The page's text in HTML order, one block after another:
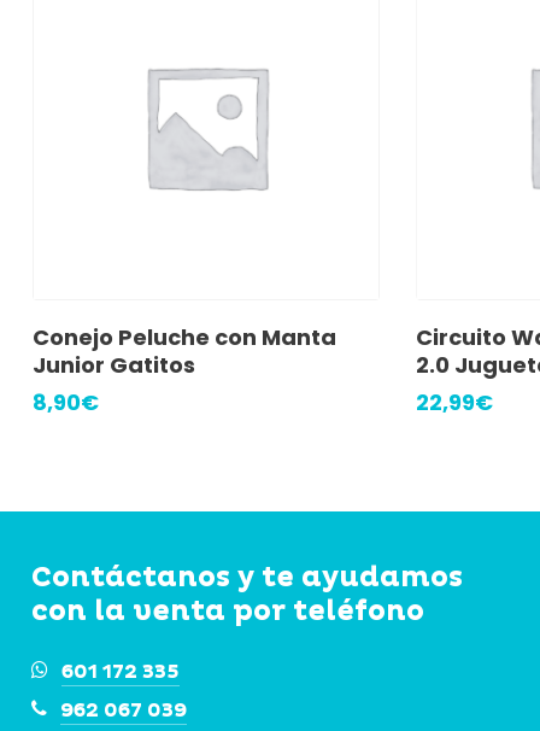
Leer Más
Conejo Peluche con Manta
Junior Gatitos
8,90€
Circuito
2.0
22,99€
Contáctanos y te ayudamos
con la venta por teléfono
601 172 335
962 067 039